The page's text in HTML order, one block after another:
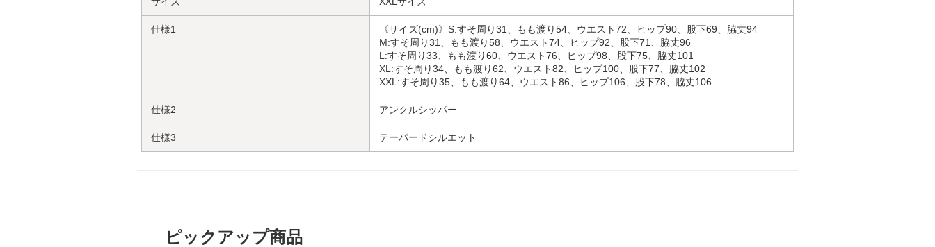
仕様1
《サイズ(cm)》S:すそ周り31、もも渡り54、ウエスト72、ヒップ90、股下69、脇丈94
M:すそ周り31、もも渡り58、ウエスト74、ヒップ92、股下71、脇丈96
L:すそ周り33、もも渡り60、ウエスト76、ヒップ98、股下75、脇丈101
XL:すそ周り34、もも渡り62、ウエスト82、ヒップ100、股下77、脇丈102
XXL:すそ周り35、もも渡り64、ウエスト86、ヒップ106、股下78、脇丈106
仕様2 アンクルシッパー
仕様3 テーパードシルエット
ピックアップ商品